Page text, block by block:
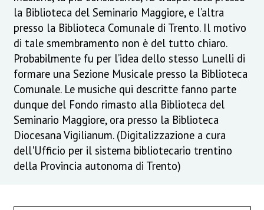
la Biblioteca del Seminario Maggiore, e l’altra
presso la Biblioteca Comunale di Trento. Il motivo
di tale smembramento non è del tutto chiaro.
Probabilmente fu per l’idea dello stesso Lunelli di
formare una Sezione Musicale presso la Biblioteca
Comunale. Le musiche qui descritte fanno parte
dunque del Fondo rimasto alla Biblioteca del
Seminario Maggiore, ora presso la Biblioteca
Diocesana Vigilianum. (Digitalizzazione a cura
dell'Ufficio per il sistema bibliotecario trentino
della Provincia autonoma di Trento)